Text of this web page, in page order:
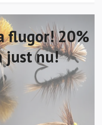
flugor! 20%
just nu!